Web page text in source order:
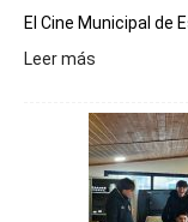
El Cine Municipal de
Leer más
viernes,
el
Cine
Municipal
presenta